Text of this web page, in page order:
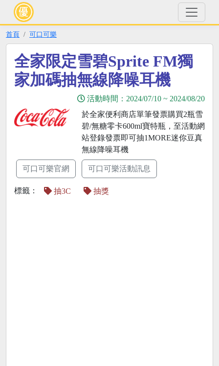
首頁 可口可樂
全家限定雪碧Sprite FM獨
家加碼抽無線降噪耳機
活動時間： 2024/07/10 ~ 2024/08/20
於全家便利商店單筆發票購買2瓶雪
碧/無糖零卡600ml寶特瓶，至活動網
站登錄發票即可抽1MORE迷你豆真
無線降噪耳機
可口可樂官網 可口可樂活動訊息
標籤： 抽3C 抽獎